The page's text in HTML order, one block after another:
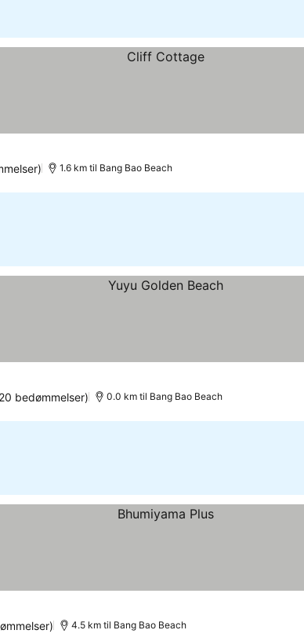
1.6 km til Bang Bao Beach
bedømmelser) 0.0 km til Bang Bao Beach
4.5 km til Bang Bao Beach